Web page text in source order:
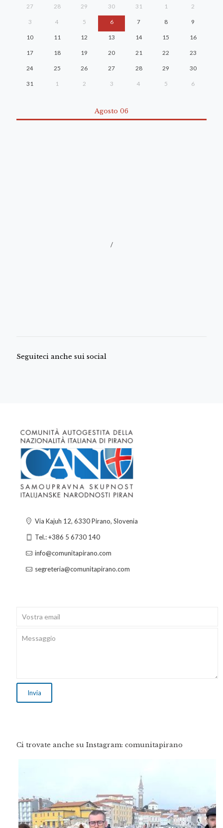
27 28 29 30 31 1 2
3 4 5 6 7 8 9
10 11 12 13 14 15 16
17 18 19 20 21 22 23
24 25 26 27 28 29 30
31 1 2 3 4 5 6
Agosto 06
/
Seguiteci anche sui social
Via Kajuh 12, 6330 Pirano, Slovenia
Tel.: +386 5 6730 140
info@comunitapirano.com
segreteria@comunitapirano.com
Ci trovate anche su Instagram: comunitapirano